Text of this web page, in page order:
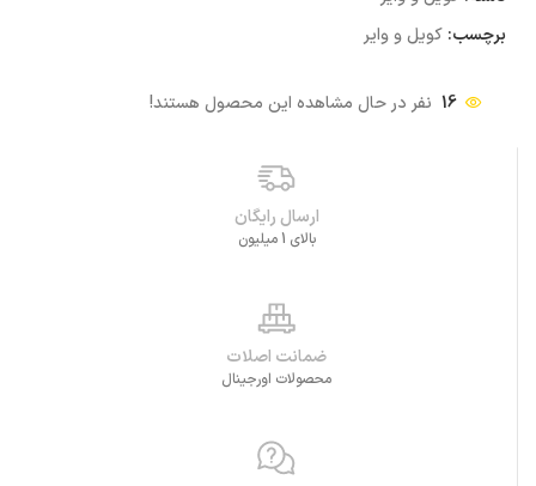
برچسب: کویل و وایر
16 نفر در حال مشاهده این محصول هستند!
ارسال رایگان
بالای 1 میلیون
ضمانت اصلات
محصولات اورجینال